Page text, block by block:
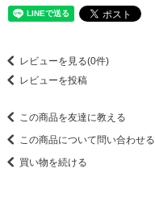
レビューを見る(0件)
レビューを投稿
この商品を友達に教える
この商品について問い合わせる
買い物を続ける